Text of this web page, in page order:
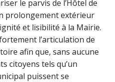
le parvis de l’Hôtel de
prolongement extérieur
et lisibilité à la Mairie.
l’articulation de
afin que, sans aucune
citoyens tels qu’un
puissent se